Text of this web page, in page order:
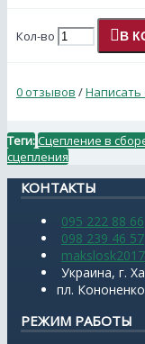
Кол-во В
0 отзывов /Написать
Теги:Сцепление в
сцепления
КОНТАКТЫ
095 222 88 66
098 239 46 57
Украина, г.
пл.
РЕЖИМ РАБОТЫ